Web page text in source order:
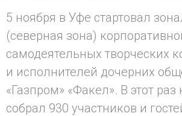
5 ноября в Уфе стартовал
(северная зона)
самодеятельных творческих
и исполнителей дочерних
«Газпром» «Факел». В этот раз
собрал 930 участников и